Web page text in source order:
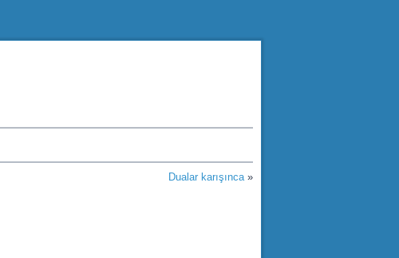
Dualar karışınca»